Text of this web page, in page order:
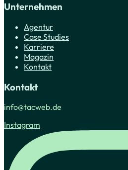
Unternehmen
Agentur
Case Studies
Karriere
Magazin
Kontakt
Kontakt
info@tacweb.de
Instagram